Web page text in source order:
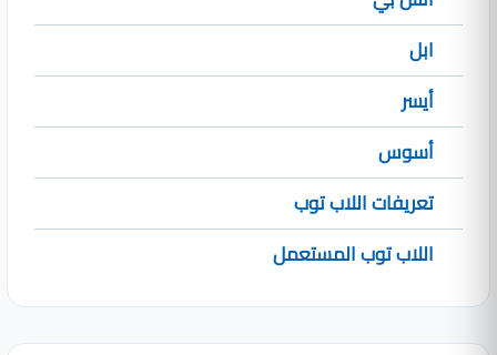
ابل
أيسر
أسوس
تعريفات اللاب توب
اللاب توب المستعمل